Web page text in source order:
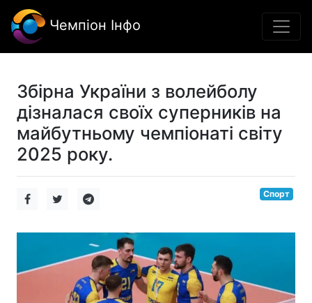
Чемпіон Інфо
Збірна України з волейболу
дізналася своїх суперників на
майбутньому чемпіонаті світу
2025 року.
Спорт